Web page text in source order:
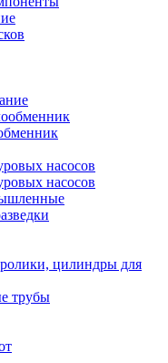
насосов
насосов
цилиндры для
трубы